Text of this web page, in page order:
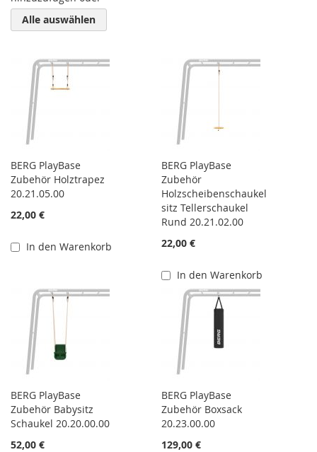
Alle auswählen
BERG PlayBase
Zubehör Holztrapez
20.21.05.00
22,00 €
In den Warenkorb
BERG PlayBase
Zubehör
Holzscheibenschaukel
sitz Tellerschaukel
Rund 20.21.02.00
22,00 €
In den Warenkorb
BERG PlayBase
Zubehör Babysitz
Schaukel 20.20.00.00
52,00 €
BERG PlayBase
Zubehör Boxsack
20.23.00.00
129,00 €